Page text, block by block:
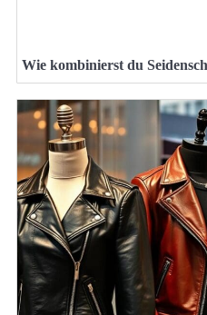
Wie kombinierst du